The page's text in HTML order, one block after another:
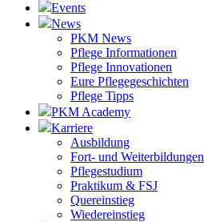
Events
News
PKM News
Pflege Informationen
Pflege Innovationen
Eure Pflegegeschichten
Pflege Tipps
PKM Academy
Karriere
Ausbildung
Fort- und Weiterbildungen
Pflegestudium
Praktikum & FSJ
Quereinstieg
Wiedereinstieg